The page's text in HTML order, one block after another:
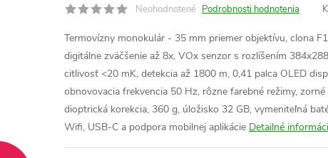
Neohodnotené Podrobnosti hodnotenia
Termovízny monokulár - 35 mm priemer objektívu, clona
digitálne zväčšenie až 8x, VOx senzor s rozlíšením
citlivosť <20 mK, detekcia až 1800 m, 0,41 palca OLED
obnovovacia frekvencia 50 Hz, rôzne farebné režimy,
dioptrická korekcia, 360 g, úložisko 32 GB, vymeniteľná
Wifi, USB-C a podpora mobilnej aplikácie Detailné